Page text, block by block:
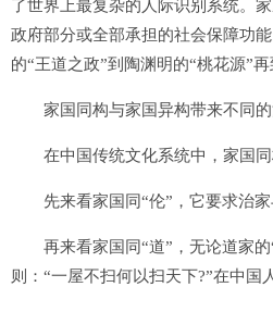
了世界上最复杂的人际识别系统。
政府部分或全部承担的社会保障功
的“王道之政”到陶渊明的“桃花源”
家国同构与家国异构带来不同的
在中国传统文化系统中，家国同
先来看家国同“伦”，它要求治家
再来看家国同“道”，无论道家的“
则：“一屋不扫何以扫天下?”在中国